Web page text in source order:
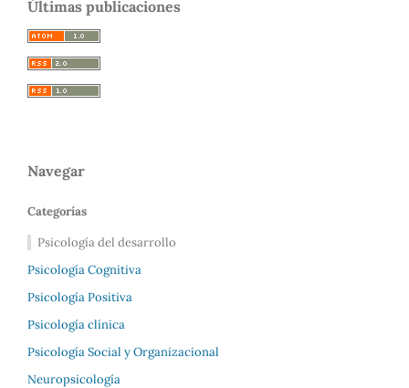
Últimas publicaciones
Navegar
Categorías
Psicología del desarrollo
Psicología Cognitiva
Psicología Positiva
Psicología clínica
Psicología Social y Organizacional
Neuropsicología